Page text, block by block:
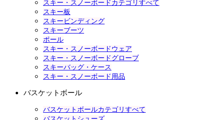
スキー・スノーボードカテゴリすべて
スキー板
スキービンディング
スキーブーツ
ポール
スキー・スノーボードウェア
スキー・スノーボードグローブ
スキーバッグ・ケース
スキー・スノーボード用品
バスケットボール
バスケットボールカテゴリすべて